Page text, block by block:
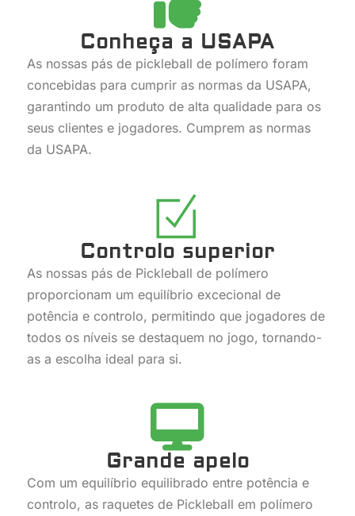
Conheça a USAPA
As nossas pás de pickleball de polímero foram
concebidas para cumprir as normas da USAPA,
garantindo um produto de alta qualidade para os
seus clientes e jogadores. Cumprem as normas
da USAPA.
Controlo superior
As nossas pás de Pickleball de polímero
proporcionam um equilíbrio excecional de
potência e controlo, permitindo que jogadores de
todos os níveis se destaquem no jogo, tornando-
as a escolha ideal para si.
Grande apelo
Com um equilíbrio equilibrado entre potência e
controlo, as raquetes de Pickleball em polímero